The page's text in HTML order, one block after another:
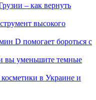
– как вернуть
высокого
D помогает бороться с
вы уменьшите темные
в Украине и